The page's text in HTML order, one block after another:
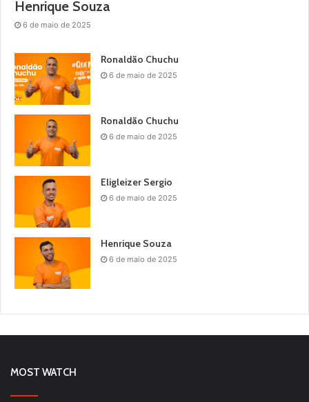
Henrique Souza
6 de maio de 2025
Ronaldão Chuchu
6 de maio de 2025
Ronaldão Chuchu
6 de maio de 2025
Eligleizer Sergio
6 de maio de 2025
Henrique Souza
6 de maio de 2025
MOST WATCH